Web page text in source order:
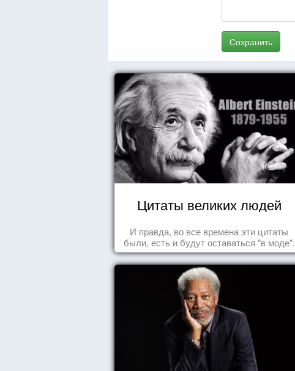
Сохранить
Цитаты великих людей
И правда, во все времена эти цитаты
были, есть и будут оставаться "в моде".